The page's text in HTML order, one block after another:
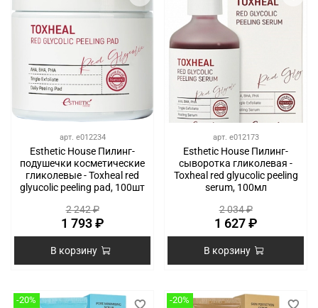
арт. e012234
Esthetic House Пилинг-
подушечки косметические
гликолевые - Toxheal red
glyucolic peeling pad, 100шт
2 242 ₽
1 793 ₽
В корзину
арт. e012173
Esthetic House Пилинг-
сыворотка гликолевая -
Toxheal red glyucolic peeling
serum, 100мл
2 034 ₽
1 627 ₽
В корзину
-20% -20%